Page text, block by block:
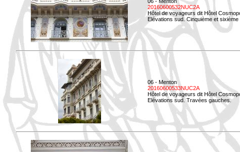
20160600532NUC2A
Hôtel de voyageurs dit Hôtel
Elévations sud. Cinquième et
06 - Menton
20160600533NUC2A
Hôtel de voyageurs dit Hôtel
Elévations sud. Travées gauches.